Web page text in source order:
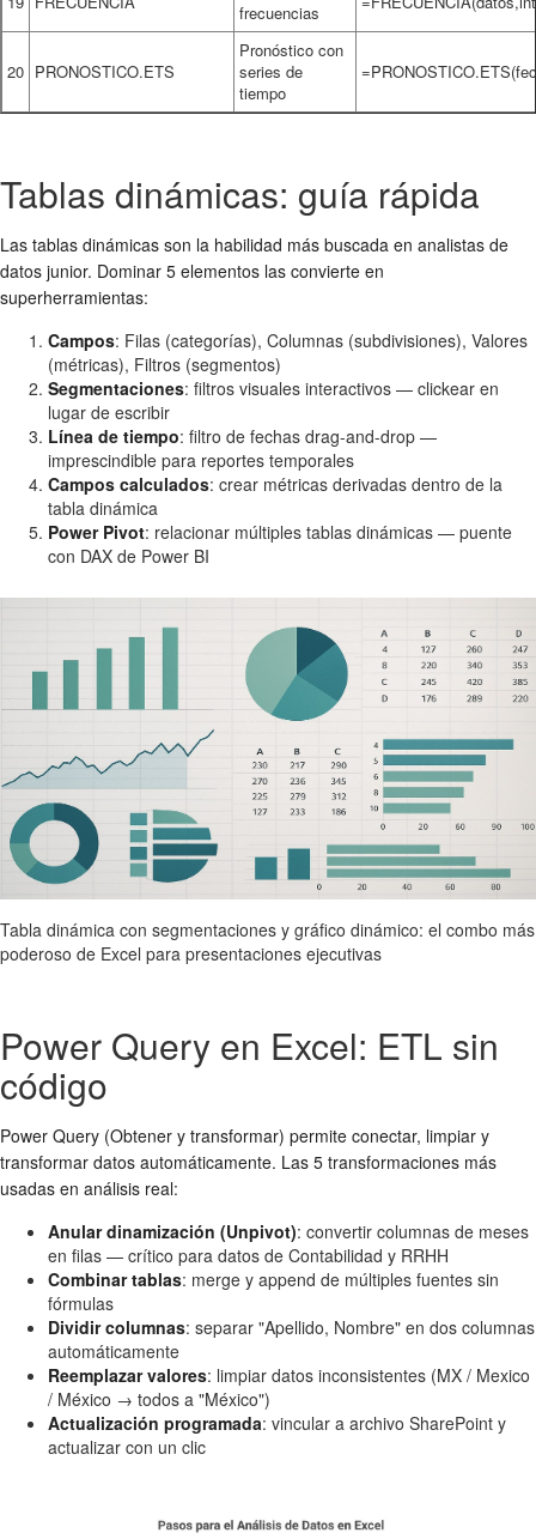
frecuencias
20 PRONOSTICO.ETS
Pronóstico con
series de
tiempo
Tablas dinámicas: guía rápida
Las tablas dinámicas son la habilidad más buscada en analistas de
datos junior. Dominar 5 elementos las convierte en
superherramientas:
Campos: Filas (categorías), Columnas (subdivisiones), Valores
(métricas), Filtros (segmentos)
Segmentaciones: filtros visuales interactivos — clickear en
lugar de escribir
Línea de tiempo: filtro de fechas drag-and-drop —
imprescindible para reportes temporales
Campos calculados: crear métricas derivadas dentro de la
tabla dinámica
Power Pivot: relacionar múltiples tablas dinámicas — puente
con DAX de Power BI
Tabla dinámica con segmentaciones y gráfico dinámico: el combo más
poderoso de Excel para presentaciones ejecutivas
Power Query en Excel: ETL sin
código
Power Query (Obtener y transformar) permite conectar, limpiar y
transformar datos automáticamente. Las 5 transformaciones más
usadas en análisis real:
Anular dinamización (Unpivot): convertir columnas de meses
en filas — crítico para datos de Contabilidad y RRHH
Combinar tablas: merge y append de múltiples fuentes sin
fórmulas
Dividir columnas: separar "Apellido, Nombre" en dos columnas
automáticamente
Reemplazar valores: limpiar datos inconsistentes (MX / Mexico
/ México → todos a "México")
Actualización programada: vincular a archivo SharePoint y
actualizar con un clic